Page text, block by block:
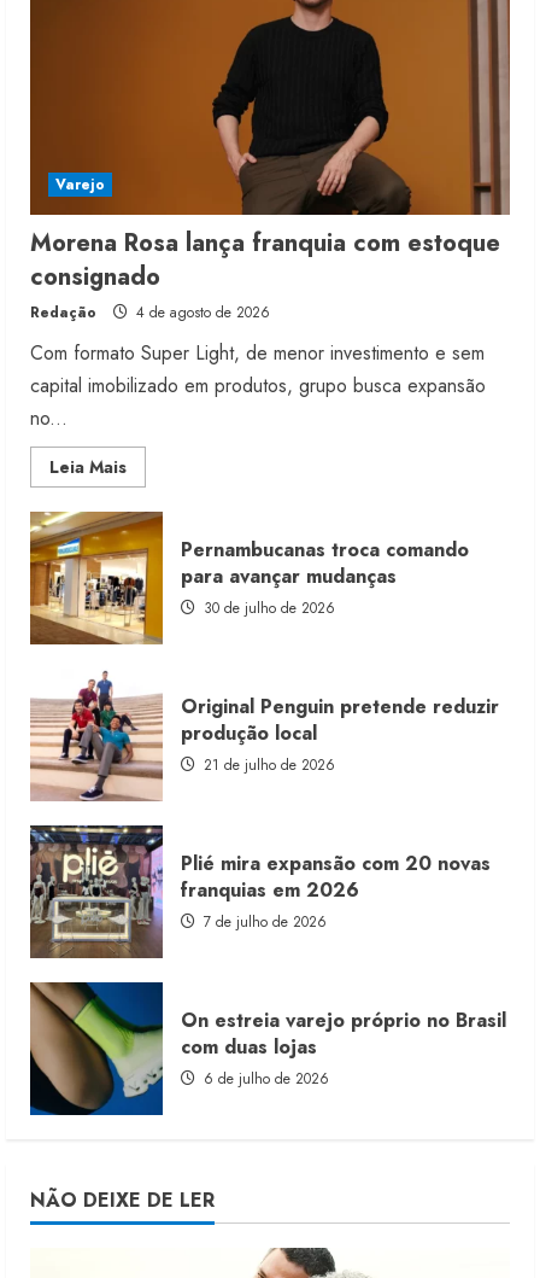
Varejo
Morena Rosa lança franquia com estoque
consignado
Redação 4 de agosto de 2026
Com formato Super Light, de menor investimento e sem
capital imobilizado em produtos, grupo busca expansão
no...
Leia MaisRead
more
Morena
Rosa
lança
franquia
com
estoque
consignado
Pernambucanas troca comando
para avançar mudanças
30 de julho de 2026
Original Penguin pretende reduzir
produção local
21 de julho de 2026
Plié mira expansão com 20 novas
franquias em 2026
7 de julho de 2026
On estreia varejo próprio no Brasil
com duas lojas
6 de julho de 2026
NÃO DEIXE DE LER